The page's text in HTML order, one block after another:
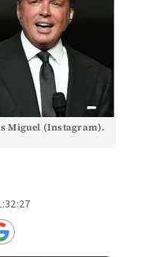
Miguel (Instagram).